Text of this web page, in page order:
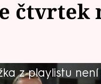
čtvrtek
z playlistu
ze zjištění, že